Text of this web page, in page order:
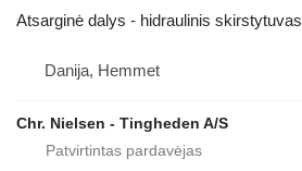
Atsarginė dalys - hidraulinis skirstytuvas
Danija, Hemmet
Chr. Nielsen - Tingheden A/S